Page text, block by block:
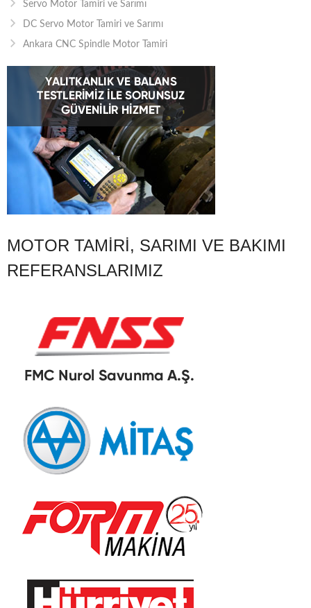
Servo Motor Tamiri ve Sarımı
DC Servo Motor Tamiri ve Sarımı
Ankara CNC Spindle Motor Tamiri
MOTOR TAMIRI, SARIMI VE BAKIMI
REFERANSLARIMIZ